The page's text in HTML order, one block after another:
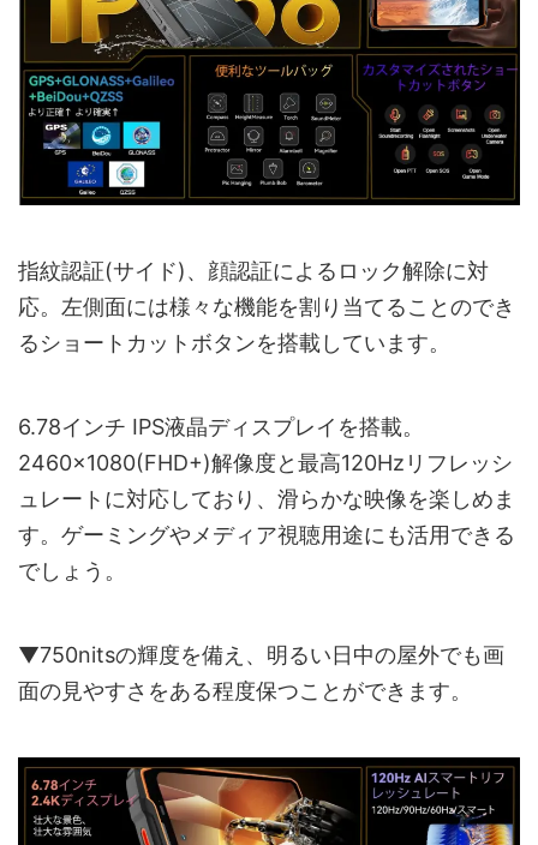
指紋認証(サイド)、顔認証によるロック解除に対
応。左側面には様々な機能を割り当てることのでき
るショートカットボタンを搭載しています。
6.78インチ IPS液晶ディスプレイを搭載。
2460×1080(FHD+)解像度と最高120Hzリフレッシ
ュレートに対応しており、滑らかな映像を楽しめま
す。ゲーミングやメディア視聴用途にも活用できる
でしょう。
▼750nitsの輝度を備え、明るい日中の屋外でも画
面の見やすさをある程度保つことができます。